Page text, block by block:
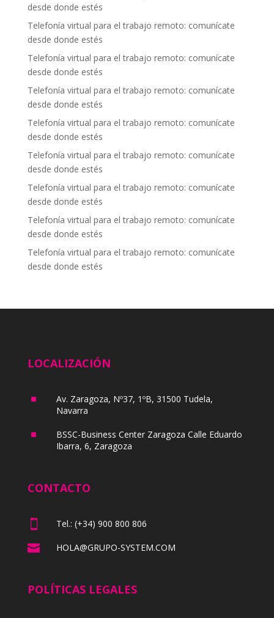
desde donde estés
Telefonía virtual para el trabajo remoto: comunícate
desde donde estés
Telefonía virtual para el trabajo remoto: comunícate
desde donde estés
Telefonía virtual para el trabajo remoto: comunícate
desde donde estés
Telefonía virtual para el trabajo remoto: comunícate
desde donde estés
Telefonía virtual para el trabajo remoto: comunícate
desde donde estés
Telefonía virtual para el trabajo remoto: comunícate
desde donde estés
Telefonía virtual para el trabajo remoto: comunícate
desde donde estés
Telefonía virtual para el trabajo remoto: comunícate
desde donde estés
LOCALIZACIÓN
^
Av. Zaragoza, Nº37, 1ºB, 31500 Tudela,
Navarra
^
BSSC-Business Center Zaragoza Calle Eduardo
Ibarra, 6, Zaragoza
CONTACTO
 Tel.: (+34) 900 800 806
 HOLA@GRUPO-SYSTEM.COM
POLÍTICAS LEGALES